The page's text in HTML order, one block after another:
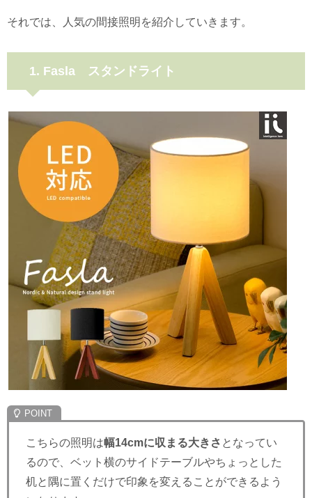
それでは、人気の間接照明を紹介していきます。
1. Fasla スタンドライト
こちらの照明は幅14cmに収まる大きさ となってい
るので、ベット横のサイドテーブルやちょっとした
机と隅に置くだけで印象を変えることができるよう